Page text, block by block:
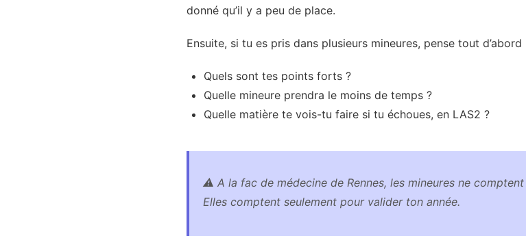
donné qu’il y a peu de place.
Ensuite, si tu es pris dans plusieurs mineures, pense tout
Quels sont tes points forts ?
Quelle mineure prendra le moins de temps ?
Quelle matière te vois-tu faire si tu échoues, en LAS2 ?
⚠️ A la fac de médecine de Rennes, les mineures ne comptent
Elles comptent seulement pour valider ton année.